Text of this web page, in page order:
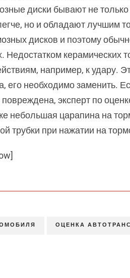
диски бывают не
но и обладают лучшим
дисков и поэтому
керамических
например, к удару.
его необходимо заменить.
эксперт по
небольшая царапина на
трубки при нажатии на
ОЦЕНКА